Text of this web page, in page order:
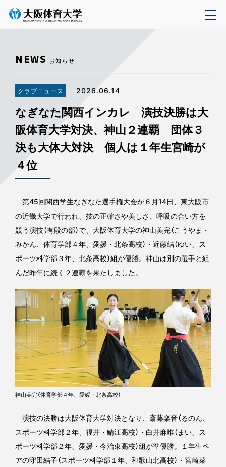
NEWS お知らせ
クラブニュース 2026.06.14
なぎなた関西インカレ 演技決勝は大
阪体育大学対決、神山２連覇 団体３
決も大体大対決 個人は１年生宮崎が
４位
第45回関西学生なぎなた選手権大会が６月14日、東大阪市
の近畿大学で行われ、技の正確さや美しさ、呼吸の合い方を
競う演技（有段の部）で、大阪体育大学の神山美完（こうやま・
みかん、体育学部４年、愛媛・北条高校）・近藤結（ゆい、ス
ポーツ科学部３年、北条高校）組が優勝。神山は別の選手と組
んだ昨年に続く２連覇を果たしました。
神山美完（体育学部４年、愛媛・北条高校）
演技の決勝は大阪体育大学対決となり、斎藤楽音（るのん、
スポーツ科学部２年、福井・鯖江高校）・白井麻唯（まい、ス
ポーツ科学部２年、愛媛・今治東高校）組が準優勝。１年生ペ
アの守田結子（スポーツ科学部１年、和歌山北高校）・宮崎菜